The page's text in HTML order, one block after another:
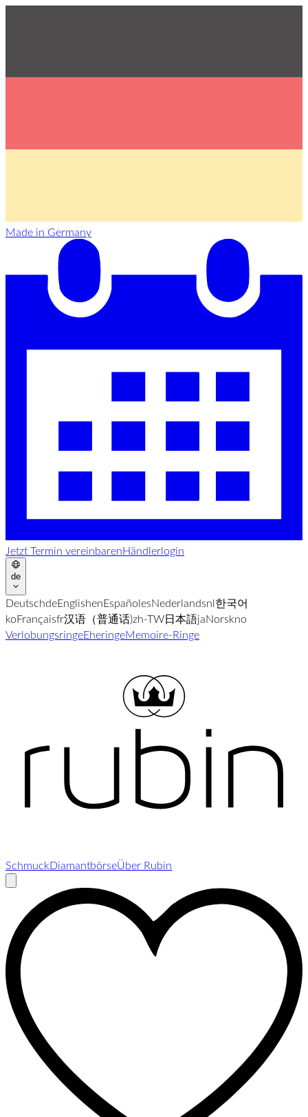
Made in Germany
Jetzt Termin vereinbarenHändlerlogin
de
DeutschdeEnglishenEspañolesNederlandsnl한국어
koFrançaisfr汉语（普通话)zh-TW日本語jaNorskno
VerlobungsringeEheringeMemoire-Ringe
SchmuckDiamantbörseÜber Rubin